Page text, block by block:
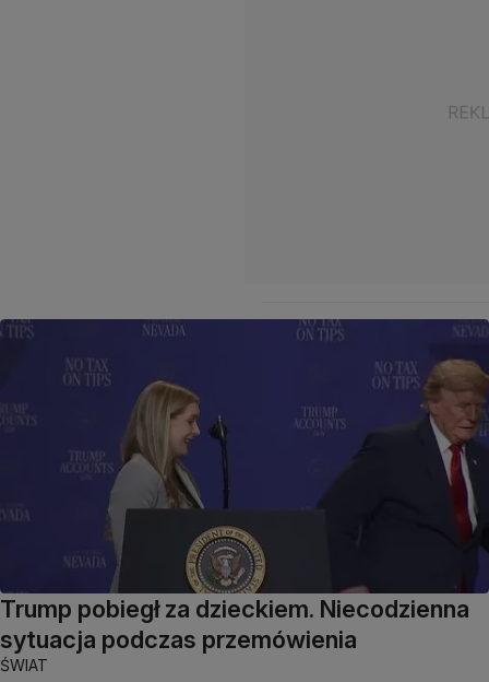
Trump pobiegł za dzieckiem. Niecodzienna
sytuacja podczas przemówienia
ŚWIAT